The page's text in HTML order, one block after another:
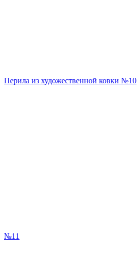
Перила из художественной ковки №10
№11